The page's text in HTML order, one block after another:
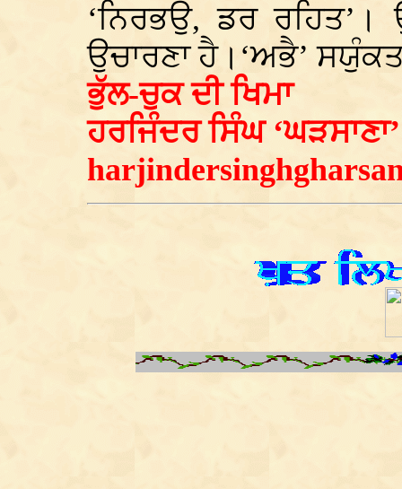
‘ਨਿਰਭਉ, ਡਰ
ਉਚਾਰਣਾ ਹੈ।‘ਅਭੈ’
ਭੁੱਲ-ਚੁਕ ਦੀ ਖਿਮਾ
ਹਰਜਿੰਦਰ ਸਿੰਘ ‘ਘੜਸਾਣਾ’